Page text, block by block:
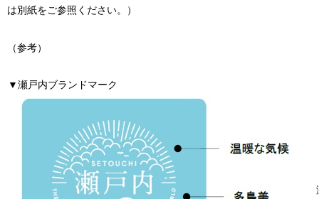
は別紙をご参照ください。）
（参考）
▼瀬戸内ブランドマーク